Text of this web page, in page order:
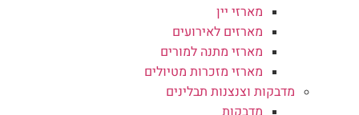
מארזי יין
מארזים לאירועים
מארזי מתנה למורים
מארזי מזכרות מטיולים
מדבקות וצנצנות תבלינים